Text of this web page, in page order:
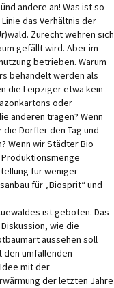
andere an! Was ist so
das Verhältnis der
Zurecht wehren sich
gefällt wird. Aber im
betrieben. Warum
behandelt werden als
die Leipziger etwa kein
oder
anderen tragen? Wenn
Dörfler den Tag und
Wenn wir Städter Bio
für weniger
für „Biosprit“ und
ist geboten. Das
wie die
aussehen soll
umfallenden
mit der
der letzten Jahre